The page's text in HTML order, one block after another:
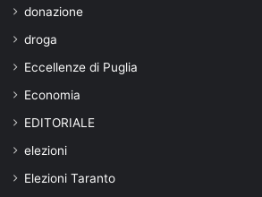
donazione
droga
Eccellenze di Puglia
Economia
EDITORIALE
elezioni
Elezioni Taranto